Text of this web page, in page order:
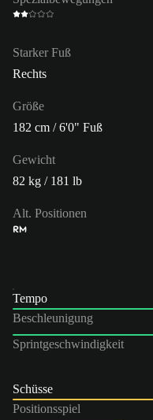
Starker Fuß
Rechts
Größe
182 cm / 6'0" Fuß
Gewicht
82 kg / 181 lb
Alt. Positionen
RM
Tempo
Beschleunigung
Sprintgeschwindigkeit
Schüsse
Positionsspiel